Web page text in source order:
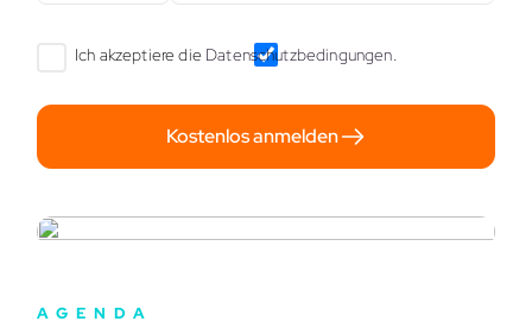
Ich akzeptiere die Datenschutzbedingungen.
Kostenlos anmelden
AGENDA